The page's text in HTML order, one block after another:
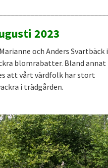
2023
och Anders Svartbäck i
blomrabatter. Bland annat
att vårt värdfolk har stort
i trädgården.